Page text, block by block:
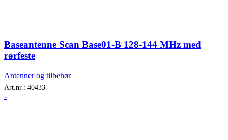
Baseantenne Scan Base01-B 128-144 MHz med
rørfeste
Antenner og tilbehør
Art.nr.: 40433
-